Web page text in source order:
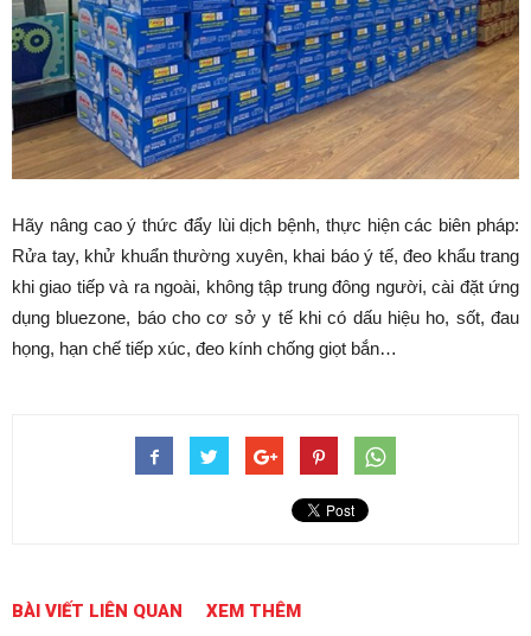
Hãy nâng cao ý thức đẩy lùi dịch bệnh, thực hiện các biên pháp:
Rửa tay, khử khuẩn thường xuyên, khai báo ý tế, đeo khẩu trang
khi giao tiếp và ra ngoài, không tập trung đông người, cài đặt ứng
dụng bluezone, báo cho cơ sở y tế khi có dấu hiệu ho, sốt, đau
họng, hạn chế tiếp xúc, đeo kính chống giọt bắn…
BÀI VIẾT LIÊN QUAN XEM THÊM